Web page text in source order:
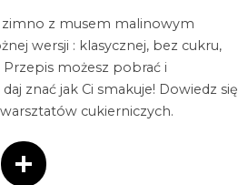
zimno z musem malinowym
wersji : klasycznej, bez cukru,
możesz pobrać i
znać jak Ci smakuje! Dowiedz się
cukierniczych.
Email